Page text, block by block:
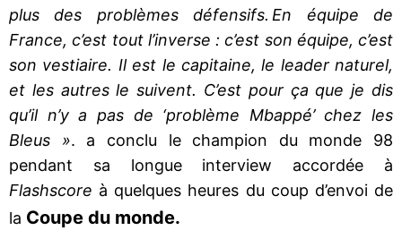
plus des problèmes défensifs. En équipe de
France, c’est tout l’inverse : c’est son équipe, c’est
son vestiaire. Il est le capitaine, le leader naturel,
et les autres le suivent. C’est pour ça que je dis
qu’il n’y a pas de ‘problème Mbappé’ chez les
Bleus ». a conclu le champion du monde 98
pendant sa longue interview accordée à
Flashscore à quelques heures du coup d’envoi de
la Coupe du monde.